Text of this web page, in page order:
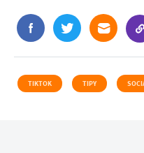
TIKTOK TIPY